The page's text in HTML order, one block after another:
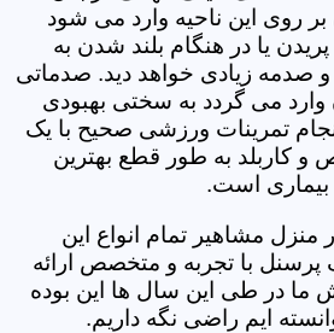
روی این ناحیه وارد می شود
یا در هنگام بلند شدن به
صدمه زیادی خواهد دید. صدماتی
وارد می گردد به سختی بهبودی
تمرینات ورزشی صحیح با یک
و کاربلد به طور قطع بهترین
بیماری است.
مشاهیر تمام انواع این
پرسنل با تجربه و متخصص ارائه
در طی این سال ها این بوده
ایم راضی نگه داریم.